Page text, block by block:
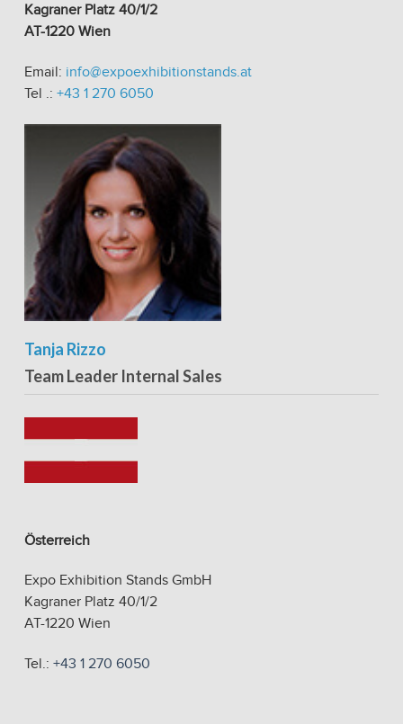
Kagraner Platz 40/1/2
AT-1220 Wien
Email: info@expoexhibitionstands.at
Tel .: +43 1 270 6050
Tanja Rizzo
Team Leader Internal Sales
Österreich
Expo Exhibition Stands GmbH
Kagraner Platz 40/1/2
AT-1220 Wien
Tel.: +43 1 270 6050